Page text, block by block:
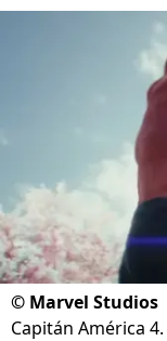
© Marvel Studios
Capitán América 4.